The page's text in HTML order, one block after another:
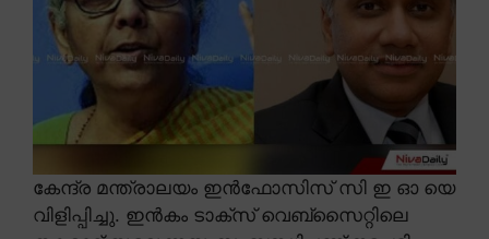
കേന്ദ്ര മന്ത്രാലയം ഇൻഫോസിസ് സി ഇ ഓ യെ
വിളിപ്പിച്ചു. ഇൻകം ടാക്സ് വെബ്സൈറ്റിലെ